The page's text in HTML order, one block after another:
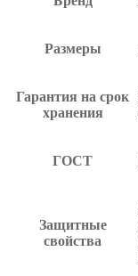
Размеры
Гарантия на срок
хранения
ГОСТ
Защитные
свойства